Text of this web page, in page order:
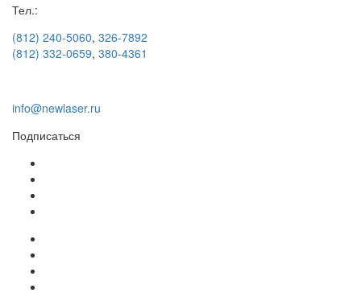
Тел.:
(812) 240-5060, 326-7892
(812) 332-0659, 380-4361
info@newlaser.ru
Подписаться